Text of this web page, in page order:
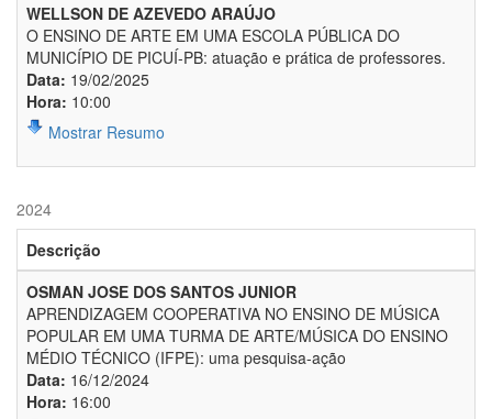
WELLSON DE AZEVEDO ARAÚJO
O ENSINO DE ARTE EM UMA ESCOLA PÚBLICA DO
MUNICÍPIO DE PICUÍ-PB: atuação e prática de professores.
Data: 19/02/2025
Hora: 10:00
Mostrar Resumo
2024
Descrição
OSMAN JOSE DOS SANTOS JUNIOR
APRENDIZAGEM COOPERATIVA NO ENSINO DE MÚSICA
POPULAR EM UMA TURMA DE ARTE/MÚSICA DO ENSINO
MÉDIO TÉCNICO (IFPE): uma pesquisa-ação
Data: 16/12/2024
Hora: 16:00